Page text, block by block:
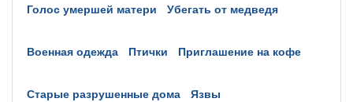
голос умершей матери убегать от медведя
военная одежда птички приглашение на кофе
старые разрушенные дома язвы